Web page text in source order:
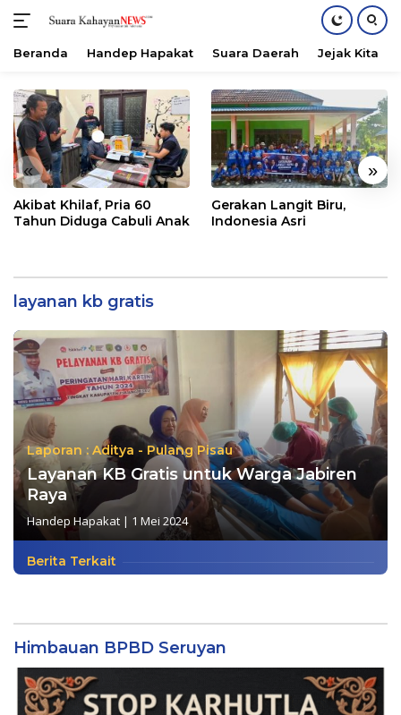
konten
Beranda Handep Hapakat Suara Daerah Jejak Kita
« »
Akibat Khilaf, Pria 60
Tahun Diduga Cabuli Anak
Gerakan Langit Biru,
Indonesia Asri
layanan kb gratis
Laporan : Aditya - Pulang Pisau
Layanan KB Gratis untuk Warga Jabiren
Raya
Handep Hapakat | 1 Mei 2024
Berita Terkait
Himbauan BPBD Seruyan